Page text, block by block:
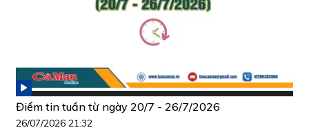
Điểm tin tuần từ ngày 20/7 - 26/7/2026
26/07/2026 21:32